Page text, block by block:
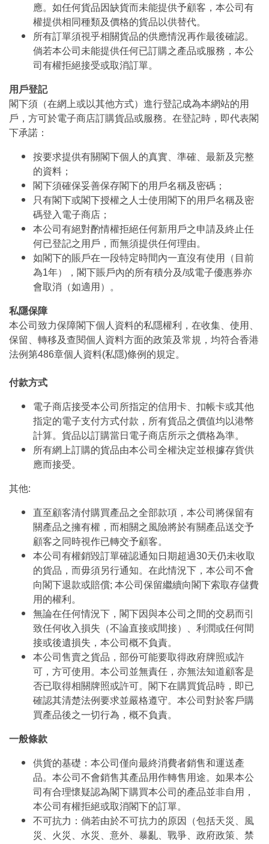
應。如任何貨品因缺貨而未能提供予顧客，本公司有
權提供相同種類及價格的貨品以供替代。
所有訂單須視乎相關貨品的供應情況再作最後確認。
倘若本公司未能提供任何已訂購之產品或服務，本公
司有權拒絕接受或取消訂單。
用戶登記
閣下須（在網上或以其他方式）進行登記成為本網站的用
戶，方可於電子商店訂購貨品或服務。在登記時，即代表閣
下承諾：
按要求提供有關閣下個人的真實、準確、最新及完整
的資料；
閣下須確保妥善保存閣下的用戶名稱及密碼；
只有閣下或閣下授權之人士使用閣下的用戶名稱及密
碼登入電子商店；
本公司有絕對酌情權拒絕任何新用戶之申請及終止任
何已登記之用戶，而無須提供任何理由。
如閣下的賬戶在一段特定時間內一直沒有使用（目前
為1年），閣下賬戶內的所有積分及/或電子優惠券亦
會取消（如適用）。
私隱保障
本公司致力保障閣下個人資料的私隱權利，在收集、使用、
保留、轉移及查閱個人資料方面的政策及常規，均符合香港
法例第486章個人資料(私隱)條例的規定。
付款方式
電子商店接受本公司所指定的信用卡、扣帳卡或其他
指定的電子支付方式付款，所有貨品之價值均以港幣
計算。貨品以訂購當日電子商店所示之價格為準。
所有網上訂購的貨品由本公司全權決定並根據存貨供
應而接受。
其他:
直至顧客清付購買產品之全部款項，本公司將保留有
關產品之擁有權，而相關之風險將於有關產品送交予
顧客之同時視作已轉交予顧客。
本公司有權銷毀訂單確認通知日期超過30天仍未收取
的貨品，而毋須另行通知。在此情況下，本公司不會
向閣下退款或賠償; 本公司保留繼續向閣下索取存儲費
用的權利。
無論在任何情況下，閣下因與本公司之間的交易而引
致任何收入損失（不論直接或間接）、利潤或任何間
接或後遺損失，本公司概不負責。
本公司售賣之貨品，部份可能要取得政府牌照或許
可，方可使用。本公司並無責任，亦無法知道顧客是
否已取得相關牌照或許可。閣下在購買貨品時，即已
確認其清楚法例要求並嚴格遵守。本公司對於客戶購
買產品後之一切行為，概不負責。
一般條款
供貨的基礎：本公司僅向最終消費者銷售和運送產
品。本公司不會銷售其產品用作轉售用途。如果本公
司有合理懷疑認為閣下購買本公司的產品並非自用，
本公司有權拒絕或取消閣下的訂單。
不可抗力：倘若由於不可抗力的原因（包括天災、風
災、火災、水災、意外、暴亂、戰爭、政府政策、禁